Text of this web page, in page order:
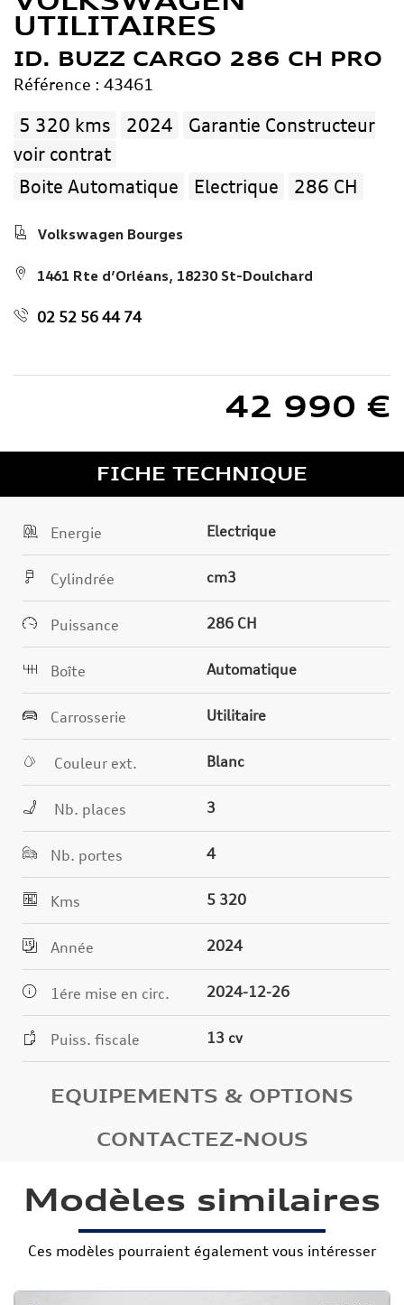
UTILITAIRES
ID. BUZZ CARGO 286 CH PRO
Référence : 43461
5 320 kms 2024
Garantie Constructeur
voir contrat
Boite Automatique
Electrique 286 CH
Volkswagen Bourges
1461 Rte d’Orléans, 18230 St-Doulchard
02 52 56 44 74
42 990 €
FICHE TECHNIQUE
Energie Electrique
Cylindrée cm3
Puissance 286 CH
Boîte Automatique
Carrosserie Utilitaire
Couleur ext. Blanc
Nb. places 3
Nb. portes 4
Kms 5 320
Année 2024
1ére mise en circ. 2024-12-26
Puiss. fiscale 13 cv
EQUIPEMENTS & OPTIONS
CONTACTEZ-NOUS
Modèles similaires
Ces modèles pourraient également vous intéresser